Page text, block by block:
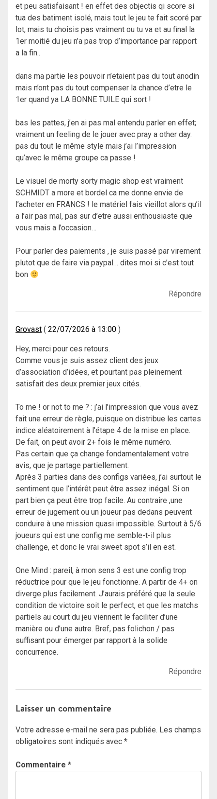
et peu satisfaisant ! en effet des objectis qi score si
tua des batiment isolé, mais tout le jeu te fait scoré par
lot, mais tu choisis pas vraiment ou tu va et au final la
1er moitié du jeu n’a pas trop d’importance par rapport
a la fin..
dans ma partie les pouvoir n’etaient pas du tout anodin
mais n’ont pas du tout compenser la chance d’etre le
1er quand ya LA BONNE TUILE qui sort !
bas les pattes, j’en ai pas mal entendu parler en effet;
vraiment un feeling de le jouer avec pray a other day.
pas du tout le même style mais j’ai l’impression
qu’avec le même groupe ca passe !
Le visuel de morty sorty magic shop est vraiment
SCHMIDT a more et bordel ca me donne envie de
l’acheter en FRANCS ! le matériel fais vieillot alors qu’il
a l’air pas mal, pas sur d’etre aussi enthousiaste que
vous mais a l’occasion…
Pour parler des paiements , je suis passé par virement
plutot que de faire via paypal… dites moi si c’est tout
bon
Répondre
Grovast 22/07/2026 à 13:00
Hey, merci pour ces retours.
Comme vous je suis assez client des jeux
d’association d’idées, et pourtant pas pleinement
satisfait des deux premier jeux cités.
To me ! or not to me ? : j’ai l’impression que vous avez
fait une erreur de règle, puisque on distribue les cartes
indice aléatoirement à l’étape 4 de la mise en place.
De fait, on peut avoir 2+ fois le même numéro.
Pas certain que ça change fondamentalement votre
avis, que je partage partiellement.
Après 3 parties dans des configs variées, j’ai surtout le
sentiment que l’intérêt peut être assez inégal. Si on
part bien ça peut être trop facile. Au contraire ,une
erreur de jugement ou un joueur pas dedans peuvent
conduire à une mission quasi impossible. Surtout à 5/6
joueurs qui est une config me semble-t-il plus
challenge, et donc le vrai sweet spot s’il en est.
One Mind : pareil, à mon sens 3 est une config trop
réductrice pour que le jeu fonctionne. A partir de 4+ on
diverge plus facilement. J’aurais préféré que la seule
condition de victoire soit le perfect, et que les matchs
partiels au court du jeu viennent le faciliter d’une
manière ou d’une autre. Bref, pas folichon / pas
suffisant pour émerger par rapport à la solide
concurrence.
Répondre
Laisser un commentaire
Votre adresse e-mail ne sera pas publiée. Les champs
obligatoires sont indiqués avec *
Commentaire *